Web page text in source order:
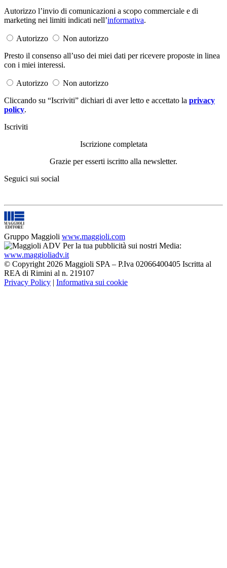
Autorizzo l’invio di comunicazioni a scopo commerciale e di
marketing nei limiti indicati nell’informativa.
Autorizzo
Non autorizzo
Presto il consenso all’uso dei miei dati per ricevere proposte in linea
con i miei interessi.
Autorizzo
Non autorizzo
Cliccando su “Iscriviti” dichiari di aver letto e accettato la privacy
policy.
Iscriviti
Iscrizione completata
Grazie per esserti iscritto alla newsletter.
Seguici sui social
Gruppo Maggioli www.maggioli.com
Per la tua pubblicità sui nostri Media:
www.maggioliadv.it
© Copyright 2026 Maggioli SPA – P.Iva 02066400405 Iscritta al
REA di Rimini al n. 219107
Privacy Policy | Informativa sui cookie